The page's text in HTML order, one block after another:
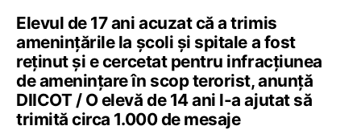
Elevul de 17 ani acuzat că a trimis
amenințările la școli și spitale a fost
reținut și e cercetat pentru infracțiunea
de amenințare în scop terorist, anunță
DIICOT / O elevă de 14 ani l-a ajutat să
trimită circa 1.000 de mesaje